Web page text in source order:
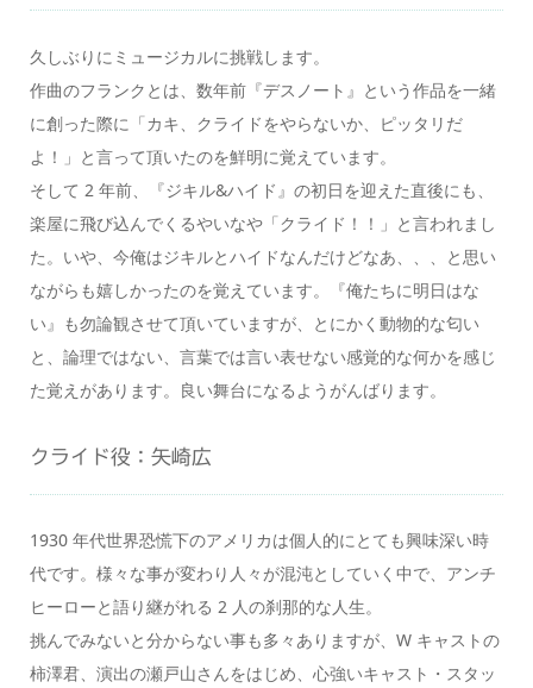
久しぶりにミュージカルに挑戦します。
作曲のフランクとは、数年前『デスノート』という作品を一緒
に創った際に「カキ、クライドをやらないか、ピッタリだ
よ！」と言って頂いたのを鮮明に覚えています。
そして 2 年前、『ジキル&ハイド』の初日を迎えた直後にも、
楽屋に飛び込んでくるやいなや「クライド！！」と言われまし
た。いや、今俺はジキルとハイドなんだけどなあ、、、と思い
ながらも嬉しかったのを覚えています。『俺たちに明日はな
い』も勿論観させて頂いていますが、とにかく動物的な匂い
と、論理ではない、言葉では言い表せない感覚的な何かを感じ
た覚えがあります。良い舞台になるようがんばります。
クライド役：矢崎広
1930 年代世界恐慌下のアメリカは個人的にとても興味深い時
代です。様々な事が変わり人々が混沌としていく中で、アンチ
ヒーローと語り継がれる 2 人の刹那的な人生。
挑んでみないと分からない事も多々ありますが、W キャストの
柿澤君、演出の瀬戸山さんをはじめ、心強いキャスト・スタッ